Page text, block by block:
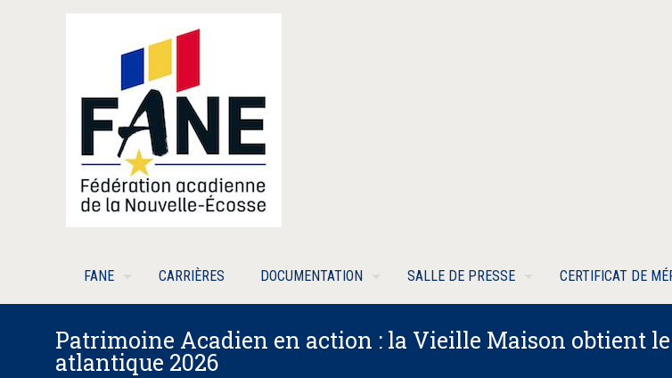
FANE CARRIÈRES DOCUMENTATION SALLE DE PRESSE CERTIFICAT DE
Patrimoine Acadien en action : la Vieille Maison obtient
atlantique 2026